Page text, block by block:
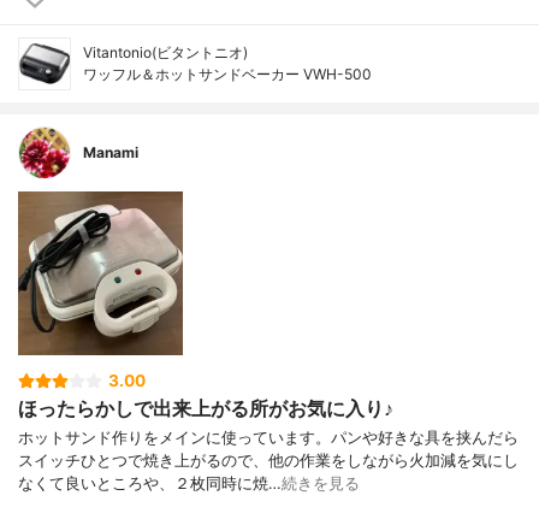
Vitantonio(ビタントニオ)
ワッフル＆ホットサンドベーカー VWH-500
Manami
3.00
ほったらかしで出来上がる所がお気に入り♪
ホットサンド作りをメインに使っています。パンや好きな具を挟んだら
スイッチひとつで焼き上がるので、他の作業をしながら火加減を気にし
なくて良いところや、２枚同時に焼…続きを見る